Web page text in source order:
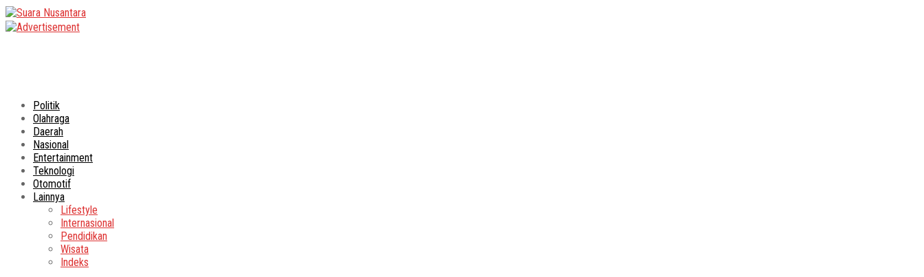
Politik
Olahraga
Daerah
Nasional
Entertainment
Teknologi
Otomotif
Lainnya
Lifestyle
Internasional
Pendidikan
Wisata
Indeks